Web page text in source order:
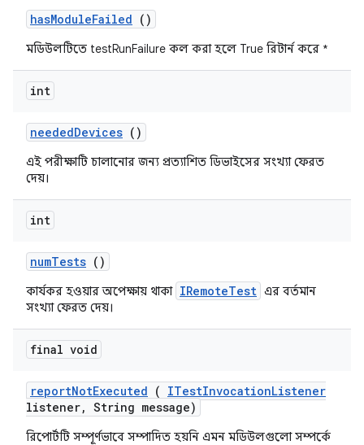
hasModuleFailed ()
মডিউলটিতে testRunFailure কল করা হলে True রিটার্ন করে *
int
neededDevices ()
এই পরীক্ষাটি চালানোর জন্য প্রত্যাশিত ডিভাইসের সংখ্যা ফেরত
দেয়।
int
numTests ()
কার্যকর হওয়ার অপেক্ষায় থাকা IRemoteTest এর বর্তমান
সংখ্যা ফেরত দেয়।
final void
reportNotExecuted ( ITestInvocationListener
listener, String message)
রিপোর্টটি সম্পূর্ণভাবে সম্পাদিত হয়নি এমন মডিউলগুলো সম্পর্কে